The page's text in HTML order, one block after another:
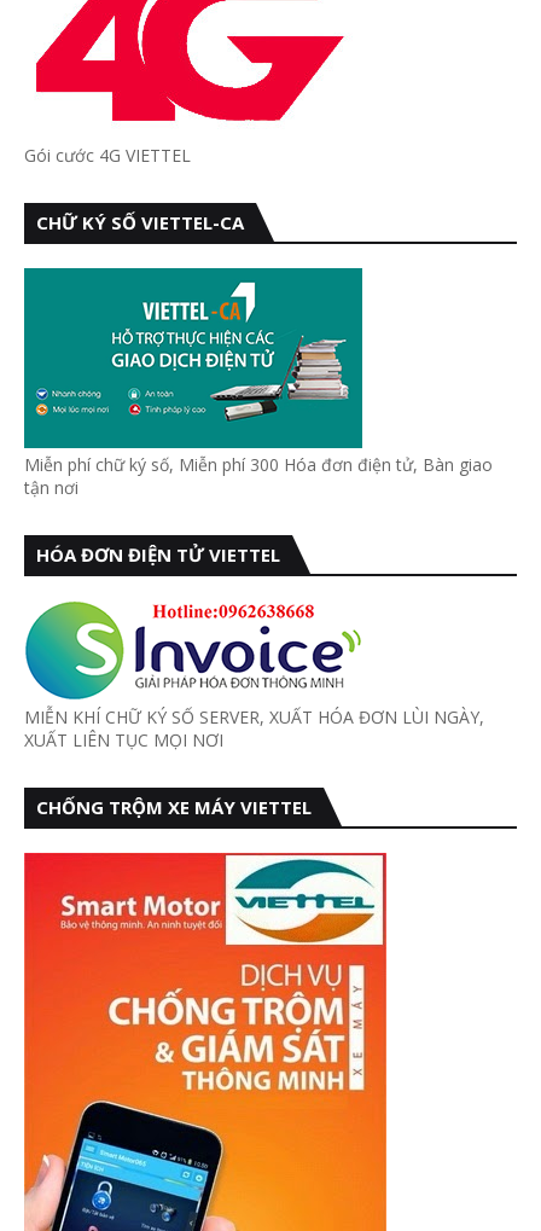
Gói cước 4G VIETTEL
CHỮ KÝ SỐ VIETTEL-CA
Miễn phí chữ ký số, Miễn phí 300 Hóa đơn điện tử, Bàn giao
tận nơi
HÓA ĐƠN ĐIỆN TỬ VIETTEL
MIỄN KHÍ CHỮ KÝ SỐ SERVER, XUẤT HÓA ĐƠN LÙI NGÀY,
XUẤT LIÊN TỤC MỌI NƠI
CHỐNG TRỘM XE MÁY VIETTEL